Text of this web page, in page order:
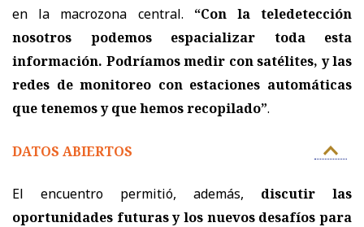
en la macrozona central.
“Con la teledetección
nosotros podemos espacializar toda esta
información. Podríamos medir con satélites, y las
redes de monitoreo con estaciones automáticas
que tenemos y que hemos recopilado”.
DATOS ABIERTOS
El encuentro permitió, además,
discutir las
oportunidades futuras y los nuevos desafíos para